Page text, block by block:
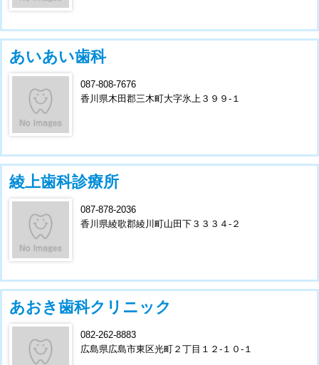
あいあい歯科
087-808-7676
香川県木田郡三木町大字氷上３９９-１
綾上歯科診療所
087-878-2036
香川県綾歌郡綾川町山田下３３３４-２
あおき歯科クリニック
082-262-8883
広島県広島市東区光町２丁目１２-１０-１